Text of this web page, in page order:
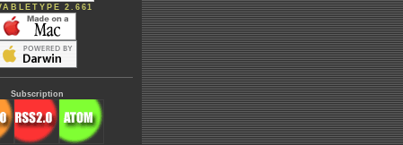
2.661
Subscription